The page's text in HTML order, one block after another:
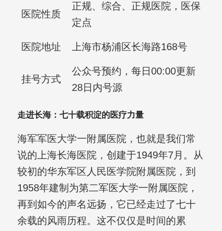
医院性质
正规、综合、正规医院，医保
定点
医院地址 上海市杨浦区长海路168号
挂号方式
公众号预约，每日00:00更新
28日内号源
走进长海：七十载积淀的医疗力量
海军军医大学一附属医院，也就是我们常
说的上海长海医院，创建于1949年7月。从
较初的华东军区人民医学院附属医院，到
1958年建制为第二军医大学一附属医院，
再到如今的声名远扬，它已经走过了七十
余载的风雨历程。这不仅仅是时间的累